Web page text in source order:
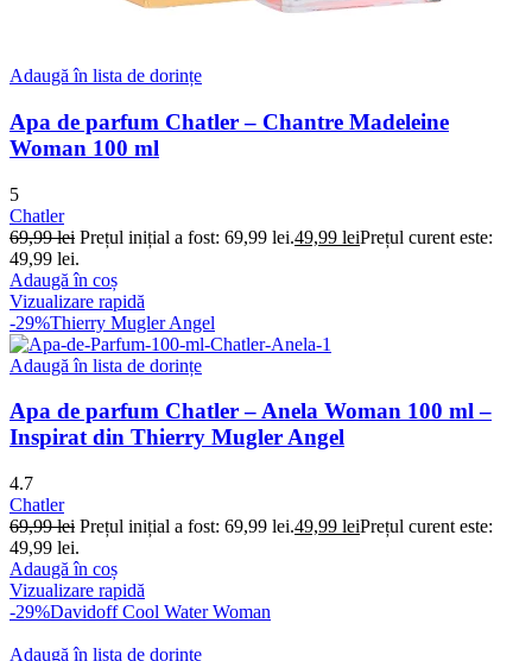
Adaugă în lista de dorințe
Apa de parfum Chatler – Chantre Madeleine
Woman 100 ml
5
Chatler
69,99lei Prețul inițial a fost: 69,99 lei.49,99 leiPrețul curent este:
49,99 lei.
Adaugă în coș
Vizualizare rapidă
-29%Thierry Mugler Angel
Adaugă în lista de dorințe
Apa de parfum Chatler – Anela Woman 100 ml –
Inspirat din Thierry Mugler Angel
4.7
Chatler
69,99lei Prețul inițial a fost: 69,99 lei.49,99 leiPrețul curent este:
49,99 lei.
Adaugă în coș
Vizualizare rapidă
-29%Davidoff Cool Water Woman
Adaugă în lista de dorințe